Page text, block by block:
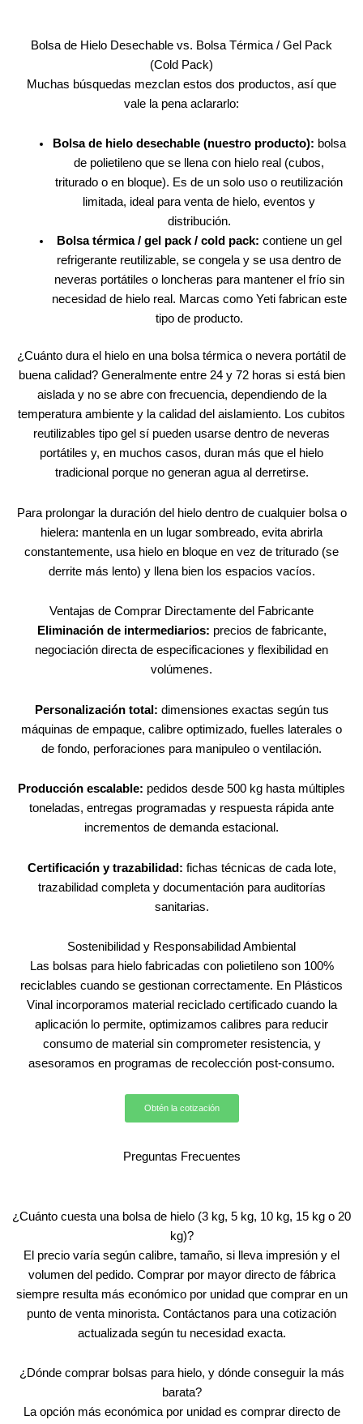
Bolsa de Hielo Desechable vs. Bolsa Térmica / Gel Pack
(Cold Pack)
Muchas búsquedas mezclan estos dos productos, así que
vale la pena aclararlo:
Bolsa de hielo desechable (nuestro producto): bolsa
de polietileno que se llena con hielo real (cubos,
triturado o en bloque). Es de un solo uso o reutilización
limitada, ideal para venta de hielo, eventos y
distribución.
Bolsa térmica / gel pack / cold pack: contiene un gel
refrigerante reutilizable, se congela y se usa dentro de
neveras portátiles o loncheras para mantener el frío sin
necesidad de hielo real. Marcas como Yeti fabrican este
tipo de producto.
¿Cuánto dura el hielo en una bolsa térmica o nevera portátil de
buena calidad? Generalmente entre 24 y 72 horas si está bien
aislada y no se abre con frecuencia, dependiendo de la
temperatura ambiente y la calidad del aislamiento. Los cubitos
reutilizables tipo gel sí pueden usarse dentro de neveras
portátiles y, en muchos casos, duran más que el hielo
tradicional porque no generan agua al derretirse.
Para prolongar la duración del hielo dentro de cualquier bolsa o
hielera: mantenla en un lugar sombreado, evita abrirla
constantemente, usa hielo en bloque en vez de triturado (se
derrite más lento) y llena bien los espacios vacíos.
Ventajas de Comprar Directamente del Fabricante
Eliminación de intermediarios: precios de fabricante,
negociación directa de especificaciones y flexibilidad en
volúmenes.
Personalización total: dimensiones exactas según tus
máquinas de empaque, calibre optimizado, fuelles laterales o
de fondo, perforaciones para manipuleo o ventilación.
Producción escalable: pedidos desde 500 kg hasta múltiples
toneladas, entregas programadas y respuesta rápida ante
incrementos de demanda estacional.
Certificación y trazabilidad: fichas técnicas de cada lote,
trazabilidad completa y documentación para auditorías
sanitarias.
Sostenibilidad y Responsabilidad Ambiental
Las bolsas para hielo fabricadas con polietileno son 100%
reciclables cuando se gestionan correctamente. En Plásticos
Vinal incorporamos material reciclado certificado cuando la
aplicación lo permite, optimizamos calibres para reducir
consumo de material sin comprometer resistencia, y
asesoramos en programas de recolección post-consumo.
Obtén la cotización
Preguntas Frecuentes
¿Cuánto cuesta una bolsa de hielo (3 kg, 5 kg, 10 kg, 15 kg o 20
kg)?
El precio varía según calibre, tamaño, si lleva impresión y el
volumen del pedido. Comprar por mayor directo de fábrica
siempre resulta más económico por unidad que comprar en un
punto de venta minorista. Contáctanos para una cotización
actualizada según tu necesidad exacta.
¿Dónde comprar bolsas para hielo, y dónde conseguir la más
barata?
La opción más económica por unidad es comprar directo de